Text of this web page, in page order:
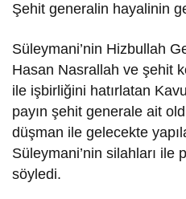
Şehit generalin hayalinin
Süleymani’nin Hizbullah
Hasan Nasrallah ve şehit
ile işbirliğini hatırlatan
payın şehit generale ait
düşman ile gelecekte
Süleymani’nin silahları ile
söyledi.